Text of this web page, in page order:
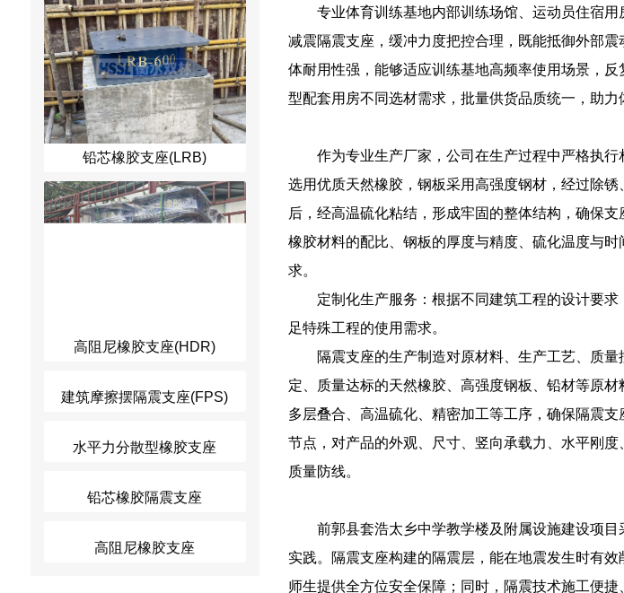
铅芯橡胶支座(LRB)
高阻尼橡胶支座(HDR)
建筑摩擦摆隔震支座(FPS)
水平力分散型橡胶支座
铅芯橡胶隔震支座
高阻尼橡胶支座
专业体育训练基地内部训练场馆、运动员住宿
减震隔震支座，缓冲力度把控合理，既能抵御外部
体耐用性强，能够适应训练基地高频率使用场景，
型配套用房不同选材需求，批量供货品质统一，助力
作为专业生产厂家，公司在生产过程中严格执
选用优质天然橡胶，钢板采用高强度钢材，经过除
后，经高温硫化粘结，形成牢固的整体结构，确保
橡胶材料的配比、钢板的厚度与精度、硫化温度与
求。
定制化生产服务：根据不同建筑工程的设计要
足特殊工程的使用需求。
隔震支座的生产制造对原材料、生产工艺、质
定、质量达标的天然橡胶、高强度钢板、铅材等原
多层叠合、高温硫化、精密加工等工序，确保隔震
节点，对产品的外观、尺寸、竖向承载力、水平刚
质量防线。
前郭县套浩太乡中学教学楼及附属设施建设项
实践。隔震支座构建的隔震层，能在地震发生时有
师生提供全方位安全保障；同时，隔震技术施工便